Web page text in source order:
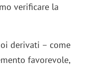
verificare la
derivati – come
favorevole,